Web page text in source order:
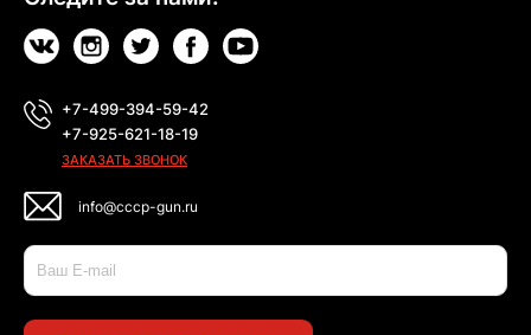
+7-499-394-59-42
+7-925-621-18-19
ЗАКАЗАТЬ ЗВОНОК
info@cccp-gun.ru